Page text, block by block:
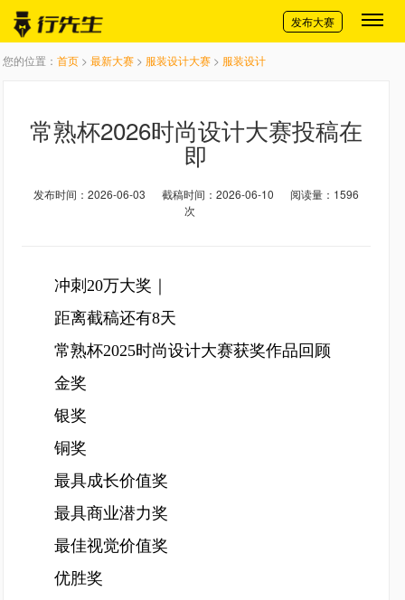
切换导航
发布大赛
您的位置： 首页 > 最新大赛 > 服装设计大赛 > 服装设计
常熟杯2026时尚设计大赛投稿在
即
发布时间：2026-06-03 截稿时间：2026-06-10
阅读量：1596
次
冲刺20万大奖｜
距离截稿还有8天
常熟杯2025时尚设计大赛获奖作品回顾
金奖
银奖
铜奖
最具成长价值奖
最具商业潜力奖
最佳视觉价值奖
优胜奖